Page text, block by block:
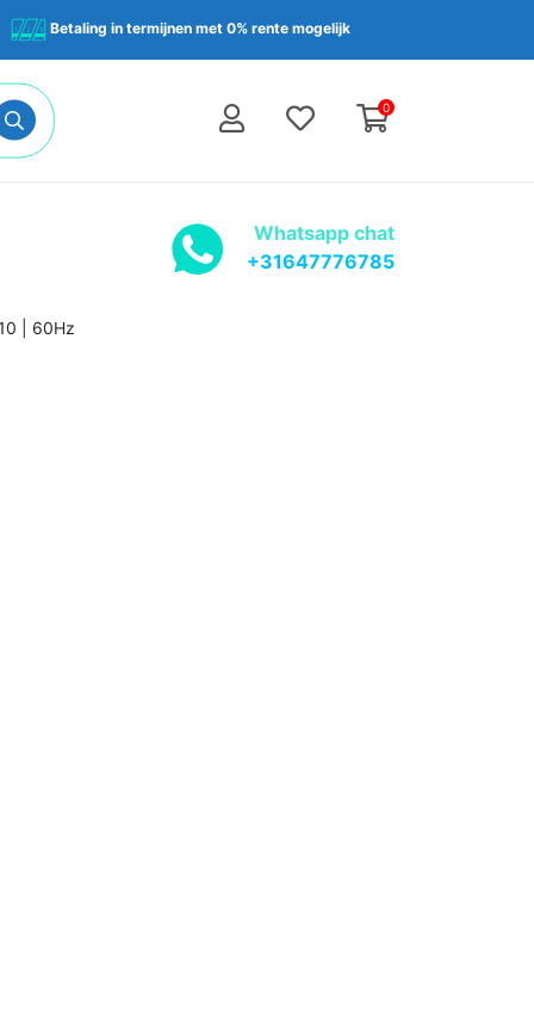
Betaling in termijnen met 0% rente mogelijk
0
Whatsapp chat
+31647776785
| 60Hz